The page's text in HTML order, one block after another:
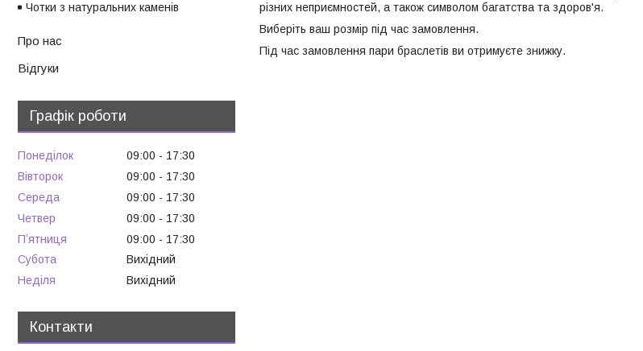
різних неприємностей, а також символом багатства та здоров'я.
Виберіть ваш розмір під час замовлення.
Під час замовлення пари браслетів ви отримуєте знижку.
Чотки з натуральних каменів
Про нас
Відгуки
Графік роботи
Понеділок 09:00
17:30
Вівторок
09:00
17:30
Середа
09:00
17:30
Четвер
09:00
17:30
Пʼятниця
09:00
17:30
Субота
Вихідний
Неділя
Вихідний
Контакти